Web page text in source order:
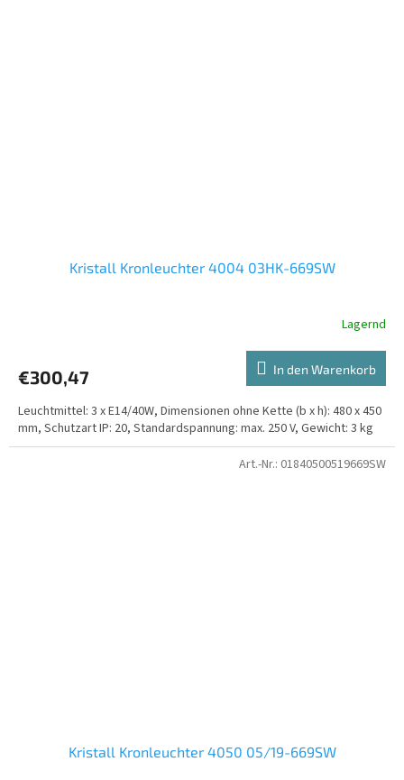
Kristall Kronleuchter 4004 03HK-669SW
Lagernd
€300,47 In den Warenkorb
Leuchtmittel: 3 x E14/40W, Dimensionen ohne Kette (b x h): 480 x 450
mm, Schutzart IP: 20, Standardspannung: max. 250 V, Gewicht: 3 kg
Kristall Kronleuchter 4050 05/19-669SW
Art.-Nr.: 01840500519669SW